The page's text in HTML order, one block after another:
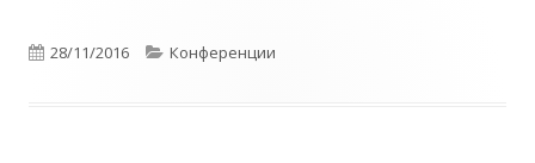
Опубликовано
28/11/2016 Рубрики
Конференции